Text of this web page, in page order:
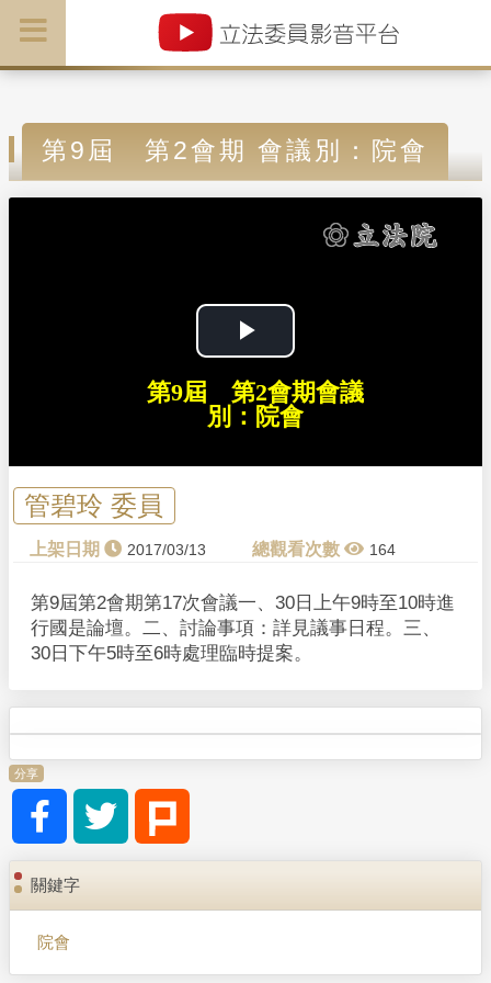
第9屆 第2會期 會議別：院會
P
l
V
i
d
e
o
第9屆 第2會期會議
別：院會
管碧玲 委員
2017/03/13 164
第9屆第2會期第17次會議一、30日上午9時至10時進
行國是論壇。二、討論事項：詳見議事日程。三、
30日下午5時至6時處理臨時提案。
分享
關鍵字
院會